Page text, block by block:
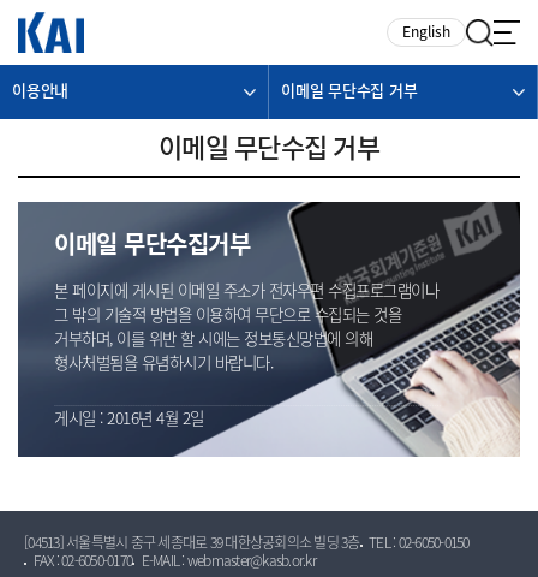
English
이용안내 이메일 무단수집 거부
이메일 무단수집 거부
이메일 무단수집거부
본 페이지에 게시된 이메일 주소가 전자우편 수집프로그램이나
그 밖의 기술적 방법을 이용하여 무단으로 수집되는 것을
거부하며, 이를 위반 할 시에는 정보통신망법에 의해
형사처벌됨을 유념하시기 바랍니다.
게시일 : 2016년 4월 2일
[04513] 서울특별시 중구 세종대로 39 대한상공회의소 빌딩 3층 TEL : 02-6050-0150
FAX : 02-6050-0170
E-MAIL : webmaster@kasb.or.kr